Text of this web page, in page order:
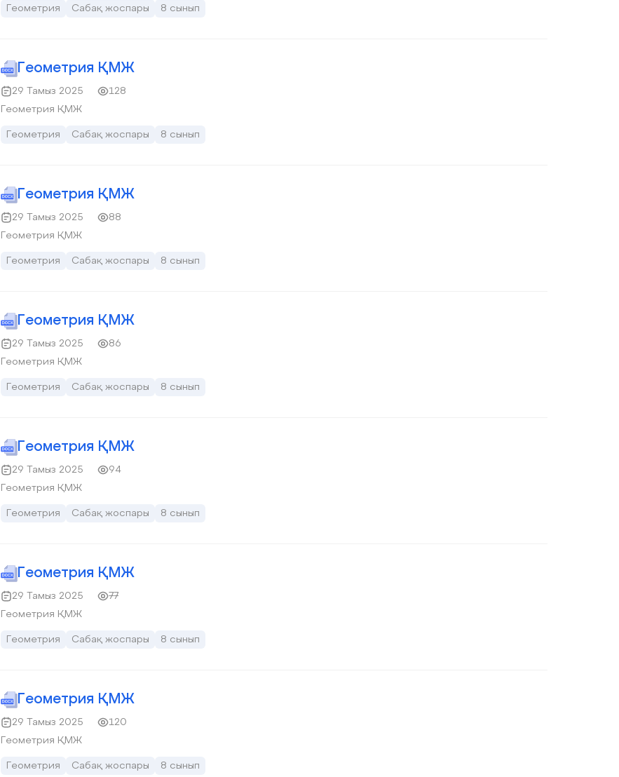
Геометрия Сабақ жоспары 8 сынып
Геометрия ҚМЖ
29 Тамыз 2025
128
Геометрия ҚМЖ
Геометрия Сабақ жоспары 8 сынып
Геометрия ҚМЖ
29 Тамыз 2025
88
Геометрия ҚМЖ
Геометрия Сабақ жоспары 8 сынып
Геометрия ҚМЖ
29 Тамыз 2025
86
Геометрия ҚМЖ
Геометрия Сабақ жоспары 8 сынып
Геометрия ҚМЖ
29 Тамыз 2025
94
Геометрия ҚМЖ
Геометрия Сабақ жоспары 8 сынып
Геометрия ҚМЖ
29 Тамыз 2025
77
Геометрия ҚМЖ
Геометрия Сабақ жоспары 8 сынып
Геометрия ҚМЖ
29 Тамыз 2025
120
Геометрия ҚМЖ
Геометрия Сабақ жоспары 8 сынып